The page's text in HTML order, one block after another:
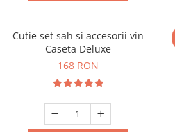
Cutie set sah si accesorii vin
Caseta Deluxe
168 RON